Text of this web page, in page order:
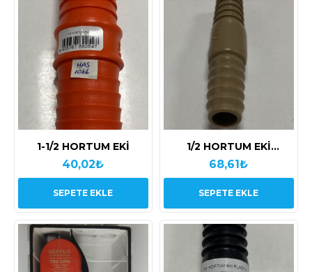
1-1/2 HORTUM EKİ
40,02₺
SEPETE EKLE
1/2 HORTUM EKİ
PLASTİK
68,61₺
SEPETE EKLE